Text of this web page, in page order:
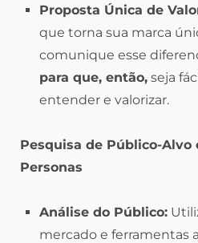
Proposta Única de
que torna sua marca
comunique esse
para que, então, seja
entender e valorizar.
Pesquisa de Público-Alvo
Personas
Análise do Público:
mercado e ferramentas